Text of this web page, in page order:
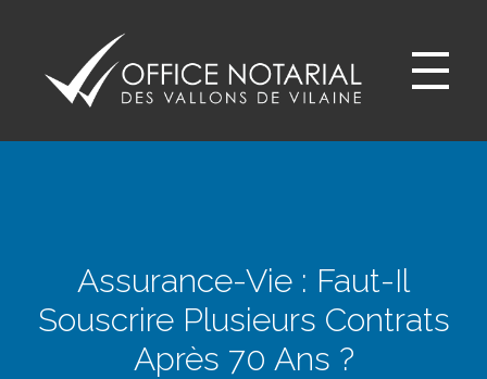
Assurance-Vie : Faut-Il
Souscrire Plusieurs Contrats
Après 70 Ans ?